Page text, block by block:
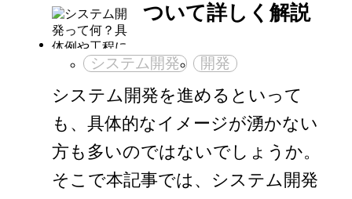
ついて詳しく解説
システム開発 開発
システム開発を進めるといって
も、具体的なイメージが湧かない
方も多いのではないでしょうか。
そこで本記事では、システム開発